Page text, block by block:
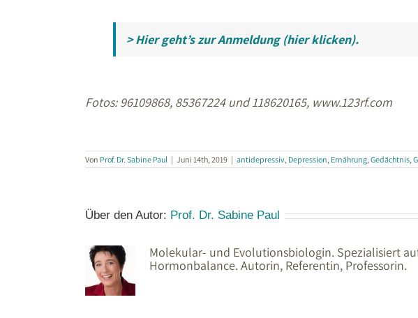
> Hier geht’s zur Anmeldung (hier klicken).
Fotos: 96109868, 85367224 und 118620165, www.123rf.com
Von Prof. Dr. Sabine Paul | Juni 14th, 2019 | antidepressiv, Depression, Ernährung,Gedächtnis,
Über den Autor: Prof. Dr. Sabine Paul
Molekular- und Evolutionsbiologin. Spezialisiert
Hormonbalance. Autorin, Referentin, Professorin.